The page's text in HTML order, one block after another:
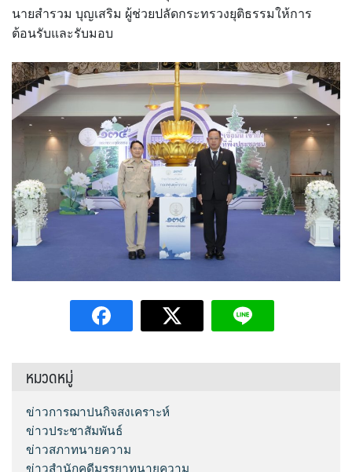
นายสำรวม บุญเสริม ผู้ช่วยปลัดกระทรวงยุติธรรมให้การ
ต้อนรับและรับมอบ
หมวดหมู่
ข่าวการฌาปนกิจสงเคราะห์
ข่าวประชาสัมพันธ์
ข่าวสภาทนายความ
ข่าวสำนักคดีมรรยาทนายความ